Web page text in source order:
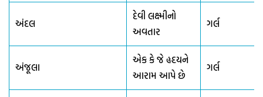
અંદલ
દેવી લક્ષ્મીનો
અવતાર
ગર્લ
અંજૂલા
એક કે જે હૃદયને
આરામ આપે છે
ગર્લ